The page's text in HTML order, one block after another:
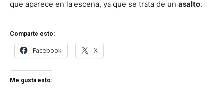
que aparece en la escena, ya que se trata de un asalto.
Comparte esto:
Facebook X
Me gusta esto: